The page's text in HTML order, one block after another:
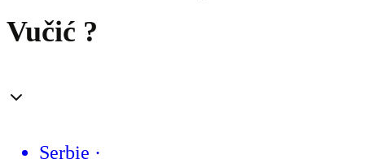
Vučić ?
Serbie ·